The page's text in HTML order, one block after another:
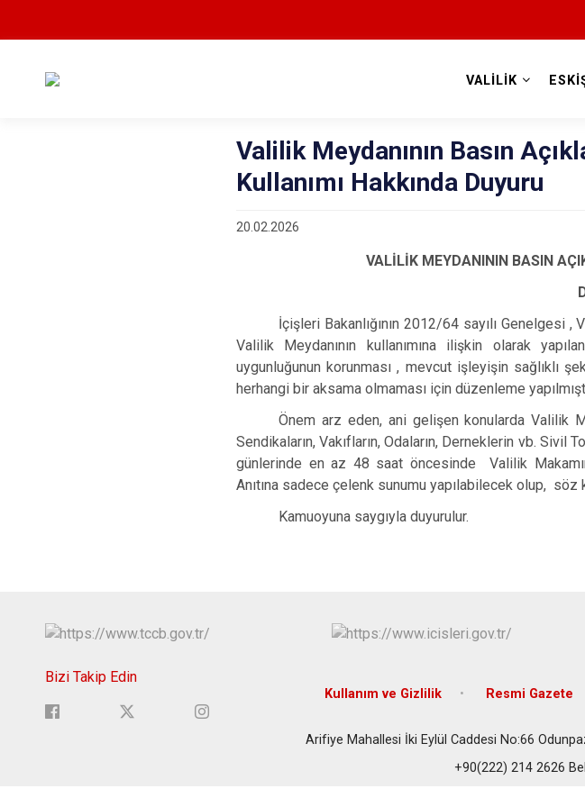
VALİLİK
Valilik Meydanının Basın
Kullanımı Hakkında Duyuru
20.02.2026
VALİLİK MEYDANININ BASIN
İçişleri Bakanlığının 2012/64 sayılı Genelgesi
Valilik Meydanının kullanımına ilişkin olarak
uygunluğunun korunması , mevcut işleyişin sağlıklı
herhangi bir aksama olmaması için düzenleme
Önem arz eden, ani gelişen konularda Valilik
Sendikaların, Vakıfların, Odaların, Derneklerin vb. Sivil
günlerinde en az 48 saat öncesinde Valilik
Anıtına sadece çelenk sunumu yapılabilecek olup, söz
Kamuoyuna saygıyla duyurulur.
Bizi Takip Edin
Kullanım ve Gizlilik Resmi Gazete
Arifiye Mahallesi İki Eylül Caddesi No:66
+90(222) 214 2626